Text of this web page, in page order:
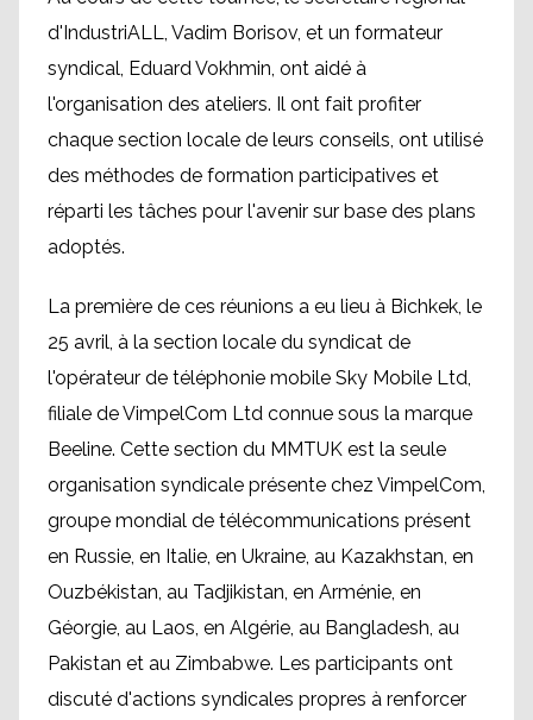
d'IndustriALL, Vadim Borisov, et un formateur
syndical, Eduard Vokhmin, ont aidé à
l'organisation des ateliers. Il ont fait profiter
chaque section locale de leurs conseils, ont utilisé
des méthodes de formation participatives et
réparti les tâches pour l'avenir sur base des plans
adoptés.
La première de ces réunions a eu lieu à Bichkek, le
25 avril, à la section locale du syndicat de
l'opérateur de téléphonie mobile Sky Mobile Ltd,
filiale de VimpelCom Ltd connue sous la marque
Beeline. Cette section du MMTUK est la seule
organisation syndicale présente chez VimpelCom,
groupe mondial de télécommunications présent
en Russie, en Italie, en Ukraine, au Kazakhstan, en
Ouzbékistan, au Tadjikistan, en Arménie, en
Géorgie, au Laos, en Algérie, au Bangladesh, au
Pakistan et au Zimbabwe. Les participants ont
discuté d'actions syndicales propres à renforcer